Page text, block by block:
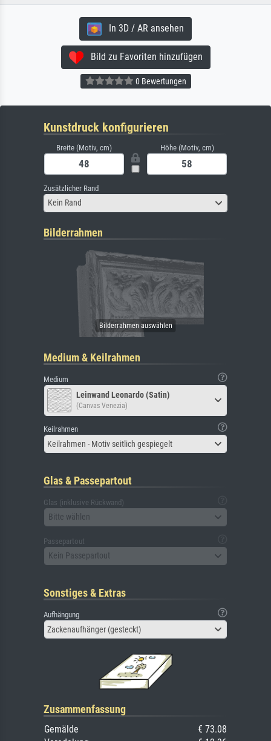
In 3D / AR ansehen
Bild zu Favoriten hinzufügen
0 Bewertungen
Kunstdruck konfigurieren
Breite (Motiv, cm) Höhe (Motiv, cm)
Zusätzlicher Rand
Kein Rand
Bilderrahmen
Medium & Keilrahmen
Medium
Leinwand Leonardo (Satin)
(Canvas Venezia)
Keilrahmen
Keilrahmen - Motiv seitlich gespiegelt
Glas & Passepartout
Glas (inklusive Rückwand)
Bitte wählen
Passepartout
Kein Passepartout
Sonstiges & Extras
Aufhängung
Zackenaufhänger (gesteckt)
Zusammenfassung
Gemälde
€ 73.08